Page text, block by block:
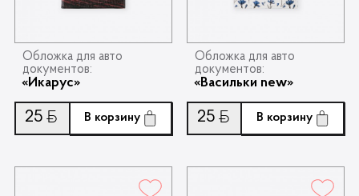
Обложка для авто
документов:
«Икарус»
25 Ƃ В корзину
Обложка для авто
документов:
«Васильки new»
25 Ƃ В корзину